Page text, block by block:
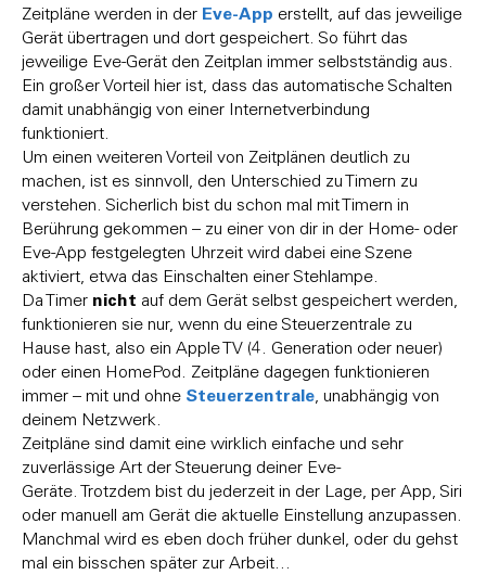
Zeitpläne werden in der Eve-App erstellt, auf das jeweilige
Gerät übertragen und dort gespeichert. So führt das
jeweilige Eve-Gerät den Zeitplan immer selbstständig aus.
Ein großer Vorteil hier ist, dass das automatische Schalten
damit unabhängig von einer Internetverbindung
funktioniert.
Um einen weiteren Vorteil von Zeitplänen deutlich zu
machen, ist es sinnvoll, den Unterschied zu Timern zu
verstehen. Sicherlich bist du schon mal mit Timern in
Berührung gekommen – zu einer von dir in der Home- oder
Eve-App festgelegten Uhrzeit wird dabei eine Szene
aktiviert, etwa das Einschalten einer Stehlampe.
Da Timer nicht auf dem Gerät selbst gespeichert werden,
funktionieren sie nur, wenn du eine Steuerzentrale zu
Hause hast, also ein Apple TV (4. Generation oder neuer)
oder einen HomePod. Zeitpläne dagegen funktionieren
immer – mit und ohne Steuerzentrale, unabhängig von
deinem Netzwerk.
Zeitpläne sind damit eine wirklich einfache und sehr
zuverlässige Art der Steuerung deiner Eve-
Geräte. Trotzdem bist du jederzeit in der Lage, per App, Siri
oder manuell am Gerät die aktuelle Einstellung anzupassen.
Manchmal wird es eben doch früher dunkel, oder du gehst
mal ein bisschen später zur Arbeit…